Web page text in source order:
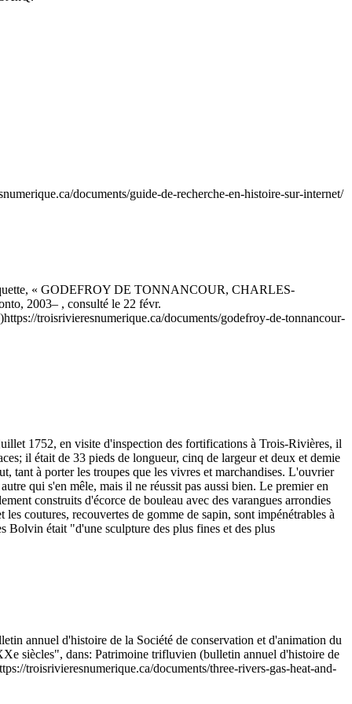
documents/guide-de-recherche-en-histoire-sur-internet/
« GODEFROY DE TONNANCOUR, CHARLES-
2003– , consulté le 22 févr.
https://troisrivieresnumerique.ca/documents/godefroy-de-tonnancour-
1752, en visite d'inspection des fortifications à Trois-Rivières, il
il était de 33 pieds de longueur, cinq de largeur et deux et demie
tant à porter les troupes que les vivres et marchandises. L'ouvrier
qui s'en mêle, mais il ne réussit pas aussi bien. Le premier en
construits d'écorce de bouleau avec des varangues arrondies
coutures, recouvertes de gomme de sapin, sont impénétrables à
Bolvin était "d'une sculpture des plus fines et des plus
annuel d'histoire de la Société de conservation et d'animation du
siècles", dans: Patrimoine trifluvien (bulletin annuel d'histoire de
troisrivieresnumerique.ca/documents/three-rivers-gas-heat-and-